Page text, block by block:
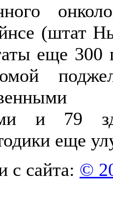
(штат
еще 300
и 79
еще
с сайта: ©